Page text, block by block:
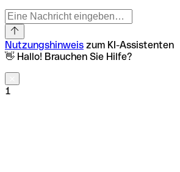
Nutzungshinweis zum KI-Assistenten
👋 Hallo! Brauchen Sie Hilfe?
1